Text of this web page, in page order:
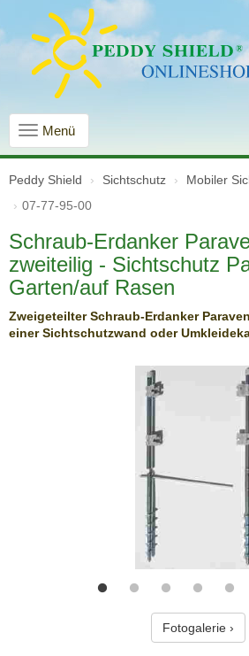
Navigation
einblenden
Menü
Peddy Shield Sichtschutz
Mobiler
07-77-95-00
Schraub-Erdanker
zweiteilig - Sichtschutz
Garten/auf Rasen
Zweigeteilter Schraub-Erdanker
einer Sichtschutzwand oder
Fotogalerie ›